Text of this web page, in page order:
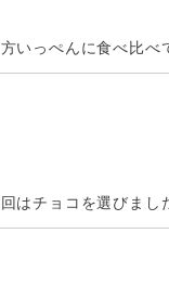
いっぺんに食べ比べ
はチョコを選びまし